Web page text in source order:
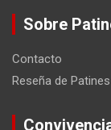
Sobre
Contacto
Reseña de